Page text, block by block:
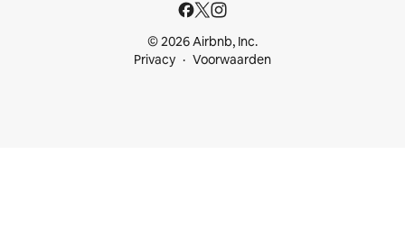
© 2026 Airbnb, Inc.
Privacy
Voorwaarden